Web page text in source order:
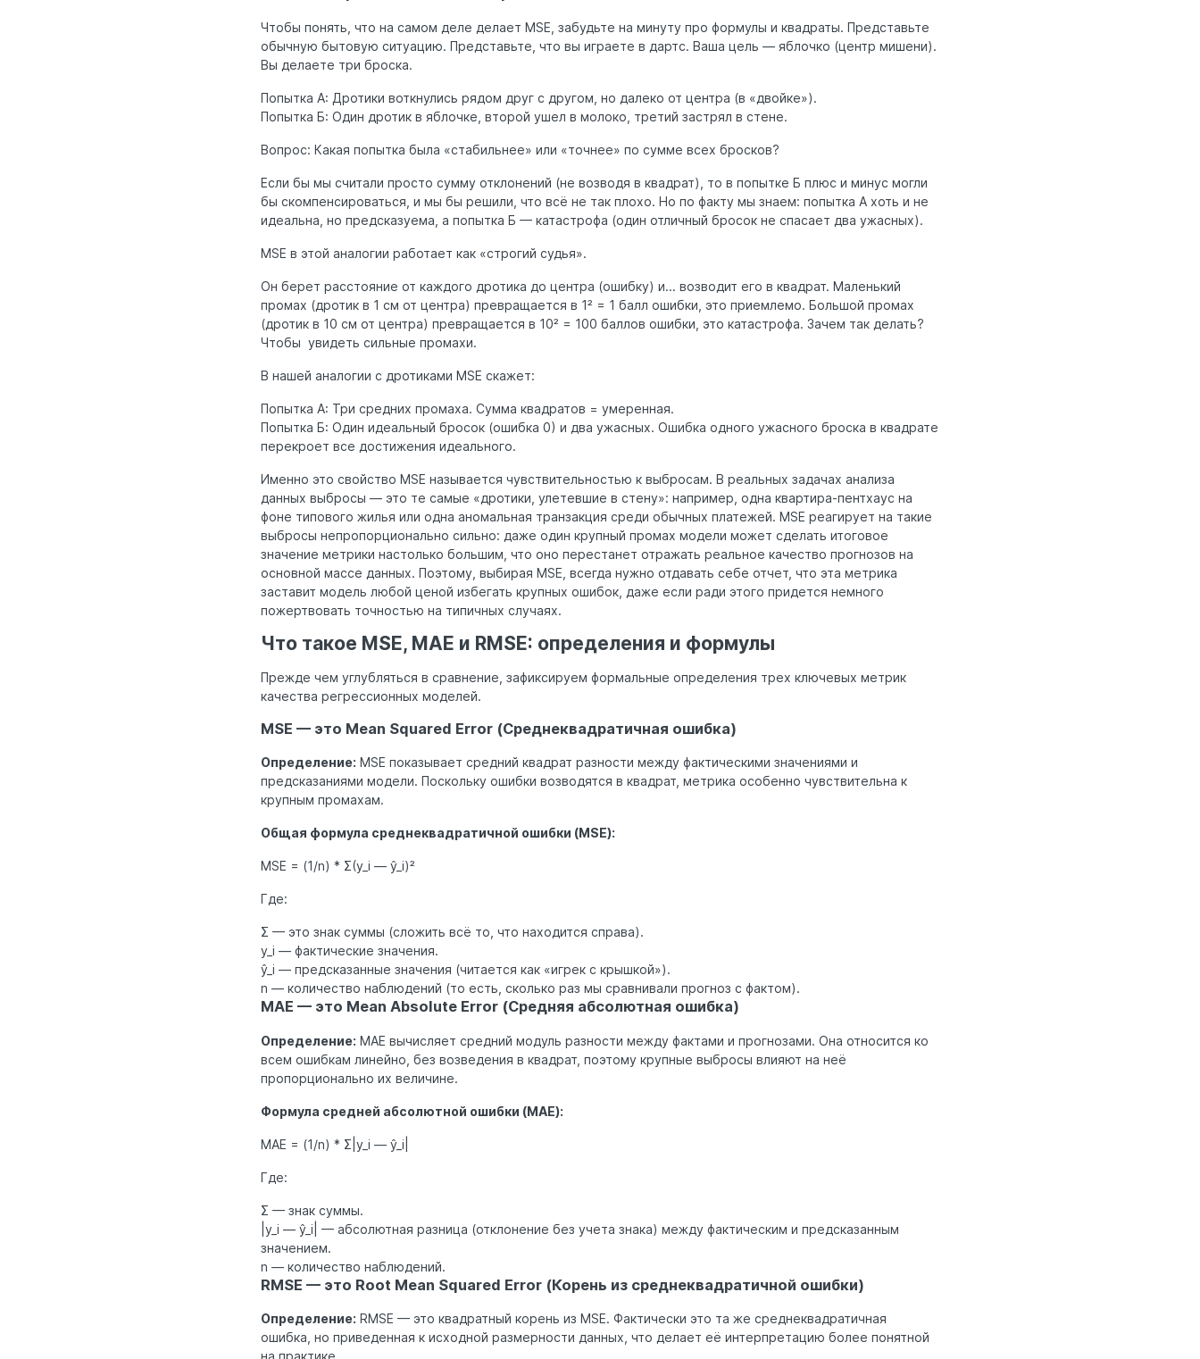
Чтобы понять, что на самом деле делает MSE, забудьте на минуту про формулы и квадраты. Представьте
обычную бытовую ситуацию. Представьте, что вы играете в дартс. Ваша цель — яблочко (центр мишени).
Вы делаете три броска.
Попытка А: Дротики воткнулись рядом друг с другом, но далеко от центра (в «двойке»).
Попытка Б: Один дротик в яблочке, второй ушел в молоко, третий застрял в стене.
Вопрос: Какая попытка была «стабильнее» или «точнее» по сумме всех бросков?
Если бы мы считали просто сумму отклонений (не возводя в квадрат), то в попытке Б плюс и минус могли
бы скомпенсироваться, и мы бы решили, что всё не так плохо. Но по факту мы знаем: попытка А хоть и не
идеальна, но предсказуема, а попытка Б — катастрофа (один отличный бросок не спасает два ужасных).
MSE в этой аналогии работает как «строгий судья».
Он берет расстояние от каждого дротика до центра (ошибку) и... возводит его в квадрат. Маленький
промах (дротик в 1 см от центра) превращается в 1² = 1 балл ошибки, это приемлемо. Большой промах
(дротик в 10 см от центра) превращается в 10² = 100 баллов ошибки, это катастрофа. Зачем так делать?
Чтобы увидеть сильные промахи.
В нашей аналогии с дротиками MSE скажет:
Попытка А: Три средних промаха. Сумма квадратов = умеренная.
Попытка Б: Один идеальный бросок (ошибка 0) и два ужасных. Ошибка одного ужасного броска в квадрате
перекроет все достижения идеального.
Именно это свойство MSE называется чувствительностью к выбросам. В реальных задачах анализа
данных выбросы — это те самые «дротики, улетевшие в стену»: например, одна квартира-пентхаус на
фоне типового жилья или одна аномальная транзакция среди обычных платежей. MSE реагирует на такие
выбросы непропорционально сильно: даже один крупный промах модели может сделать итоговое
значение метрики настолько большим, что оно перестанет отражать реальное качество прогнозов на
основной массе данных. Поэтому, выбирая MSE, всегда нужно отдавать себе отчет, что эта метрика
заставит модель любой ценой избегать крупных ошибок, даже если ради этого придется немного
пожертвовать точностью на типичных случаях.
Что такое MSE, MAE и RMSE: определения и формулы
Прежде чем углубляться в сравнение, зафиксируем формальные определения трех ключевых метрик
качества регрессионных моделей.
MSE — это Mean Squared Error (Среднеквадратичная ошибка)
Определение: MSE показывает средний квадрат разности между фактическими значениями и
предсказаниями модели. Поскольку ошибки возводятся в квадрат, метрика особенно чувствительна к
крупным промахам.
Общая формула среднеквадратичной ошибки (MSE):
MSE = (1/n) * Σ(y_i — ŷ_i)²
Где:
Σ — это знак суммы (сложить всё то, что находится справа).
y_i — фактические значения.
ŷ_i — предсказанные значения (читается как «игрек с крышкой»).
n — количество наблюдений (то есть, сколько раз мы сравнивали прогноз с фактом).
MAE — это Mean Absolute Error (Средняя абсолютная ошибка)
Определение: MAE вычисляет средний модуль разности между фактами и прогнозами. Она относится ко
всем ошибкам линейно, без возведения в квадрат, поэтому крупные выбросы влияют на неё
пропорционально их величине.
Формула средней абсолютной ошибки (MAE):
MAE = (1/n) * Σ|y_i — ŷ_i|
Где:
Σ — знак суммы.
|y_i — ŷ_i| — абсолютная разница (отклонение без учета знака) между фактическим и предсказанным
значением.
n — количество наблюдений.
RMSE — это Root Mean Squared Error (Корень из среднеквадратичной ошибки)
Определение: RMSE — это квадратный корень из MSE. Фактически это та же среднеквадратичная
ошибка, но приведенная к исходной размерности данных, что делает её интерпретацию более понятной